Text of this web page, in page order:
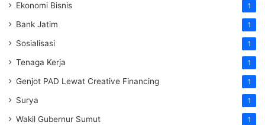
Ekonomi Bisnis 1
Bank Jatim 1
Sosialisasi 1
Tenaga Kerja 1
Genjot PAD Lewat Creative Financing 1
Surya 1
Wakil Gubernur Sumut 1